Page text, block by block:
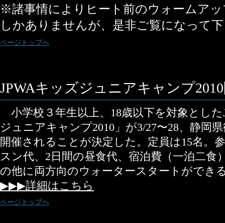
※諸事情によりヒート前のウォームア
しかありませんが、是非ご覧になって
ページトップへ
JPWAキッズジュニアキャンプ
小学校３年生以上、18歳以下を対象とし
ジュニアキャンプ2010」が3/27〜28、静岡
開催されることが決定した。定員は15名。
スン代、2日間の昼食代、宿泊費（一泊二食
の他に両方向のウォータースタートができ
▶▶▶詳細はこちら
ページトップへ